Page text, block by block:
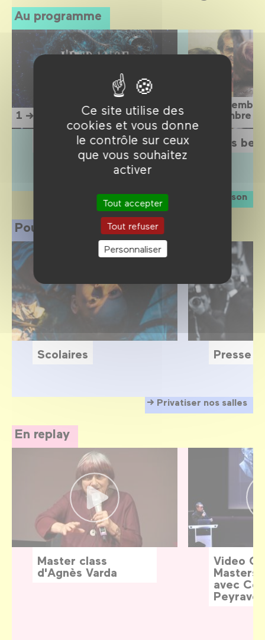
Ce site utilise des
cookies et vous donne
le contrôle sur ceux
que vous souhaitez
activer
Tout accepter
Tout refuser
Personnaliser
Au programme
La saison
1 → 12 septembre 2026
L'Étrange Festival 2026
15
1 novembre
Sois
Pour les professionnels
Privatiser nos salles
Scolaires Presse
En replay
Master class
d'Agnès Varda
Video
avec